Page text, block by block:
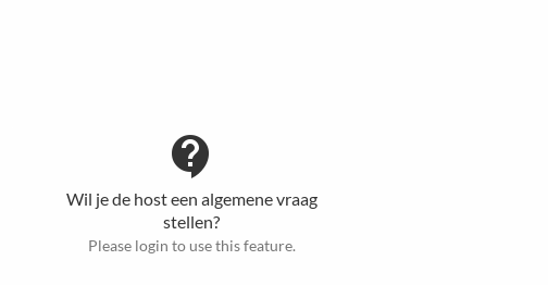
contact_support
Wil je de host een algemene vraag
stellen?
Please login to use this feature.